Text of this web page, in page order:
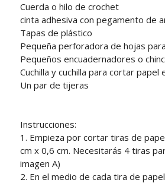
Cuerda o hilo de crochet
cinta adhesiva con pegamento de
Tapas de plástico
Pequeña perforadora de hojas
Pequeños encuadernadores o
Cuchilla y cuchilla para cortar papel
Un par de tijeras
Instrucciones:
1. Empieza por cortar tiras de
cm x 0,6 cm. Necesitarás 4 tiras
imagen A)
2. En el medio de cada tira de